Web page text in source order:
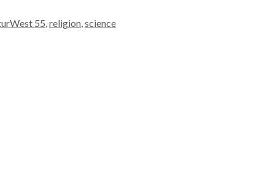
55 religion science